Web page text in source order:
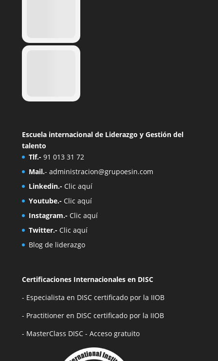
Escuela internacional de Liderazgo y Gestión del
talento
Tlf.- 91 013 31 72
Mail.- administracion@grupoesin.com
Linkedin.- Clic aquí
Youtube.- Clic aquí
Instagram.- Clic aquí
Twitter.- Clic aquí
Blog de liderazgo
Certificaciones Internacionales en DISC
- Especialista en DISC certificado por la IIOB
- Practitioner en DISC certificado por la IIOB
- MasterClass DISC - Acceso gratuito